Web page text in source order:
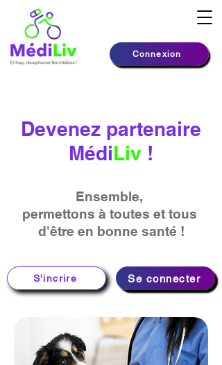
Connexion
Devenez partenaire
MédiLiv !
Ensemble,
permettons à toutes et tous
d'être en bonne santé !
S'incrire Se connecter